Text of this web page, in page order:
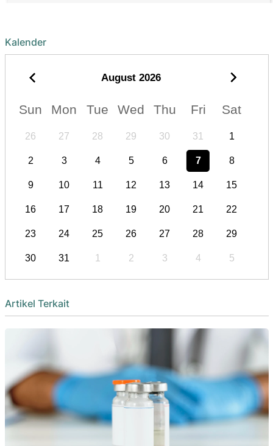
Kalender
August 2026
Sun Mon Tue Wed Thu Fri Sat
26 27 28 29 30 31 1
2 3 4 5 6 7 8
9 10 11 12 13 14 15
16 17 18 19 20 21 22
23 24 25 26 27 28 29
30 31 1 2 3 4 5
Artikel Terkait